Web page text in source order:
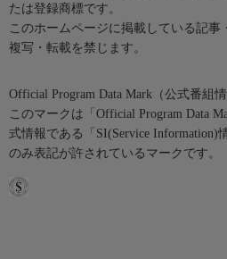
たは登録商標です。
このホームページに掲載している記
複写・転載を禁じます。
Official Program Data Mark（公式番組情
このマークは「Official Program Data
式情報である「SI(Service Information)
のみ表記が許されているマークです。